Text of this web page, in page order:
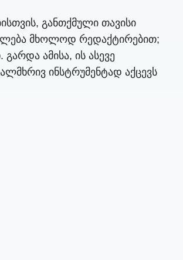
განთქმული თავისი
მხოლოდ რედაქტირებით;
ამისა, ის ასევე
ინსტრუმენტად აქცევს